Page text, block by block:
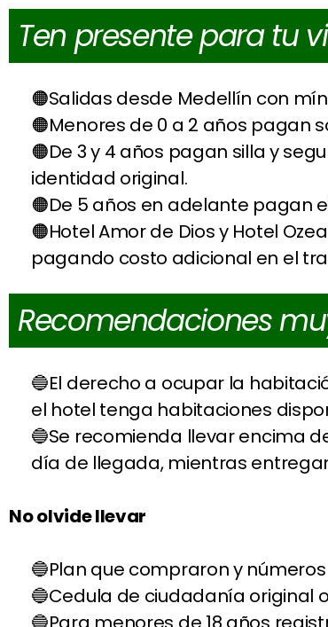
Ten presente para tu
Salidas desde Medellín con
Menores de 0 a 2 años pagan
De 3 y 4 años pagan silla y
identidad original.
De 5 años en adelante pagan
Hotel Amor de Dios y Hotel
pagando costo adicional en el
Recomendaciones
El derecho a ocupar la
el hotel tenga habitaciones
Se recomienda llevar encima
día de llegada, mientras
No olvide llevar
Plan que compraron y
Cedula de ciudadanía original